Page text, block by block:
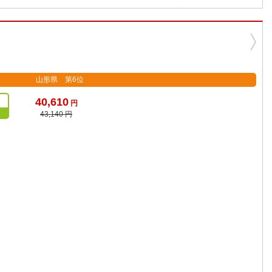
山形県 第6位
40,610円
43,140 円